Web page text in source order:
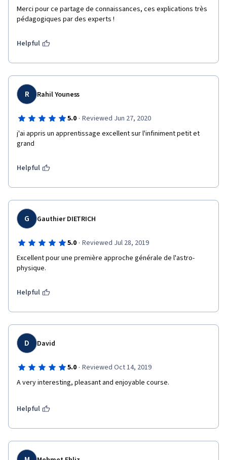
Merci pour ce partage de connaissances, ces explications très
pédagogiques par des experts !
Helpful
R Rahil Youness
5.0 · Reviewed Jun 27, 2020
j'ai appris un apprentissage excellent sur l'infiniment petit et
grand
Helpful
G Gauthier DIETRICH
5.0 · Reviewed Jul 28, 2019
Excellent pour une première approche générale de l'astro-
physique.
Helpful
D David
5.0 · Reviewed Oct 14, 2019
A very interesting, pleasant and enjoyable course.
Helpful